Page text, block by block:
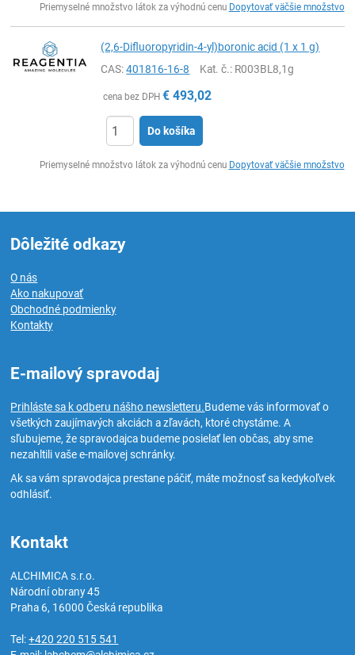
Priemyselné množstvo látok za výhodnú cenu Dopytovať väčšie množstvo
(2,6-Difluoropyridin-4-yl)boronic acid (1 x 1 g)
CAS:401816-16-8 Kat. č.: R003BL8,1g
cena bez DPH € 493,02
Do košíka
Priemyselné množstvo látok za výhodnú cenu Dopytovať väčšie množstvo
Dôležité odkazy
O nás
Ako nakupovať
Obchodné podmienky
Kontakty
E-mailový spravodaj
Prihláste sa k odberu nášho newsletteru.Budeme vás informovať o
všetkých zaujímavých akciách a zľavách, ktoré chystáme. A
sľubujeme, že spravodajca budeme posielať len občas, aby sme
nezahltili vaše e-mailovej schránky.
Ak sa vám spravodajca prestane páčiť, máte možnosť sa kedykoľvek
odhlásiť.
Kontakt
ALCHIMICA s.r.o.
Národní obrany 45
Praha 6, 16000Česká republika
Tel:+420 220 515 541